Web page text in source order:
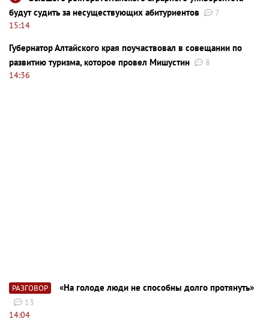
будут судить за несуществующих абитуриентов
7
15:14
Губернатор Алтайского края поучаствовал в совещании по
развитию туризма, которое провел Мишустин
8
14:36
РАЗГОВОР «На голоде люди не способны долго протянуть»
13
14:04